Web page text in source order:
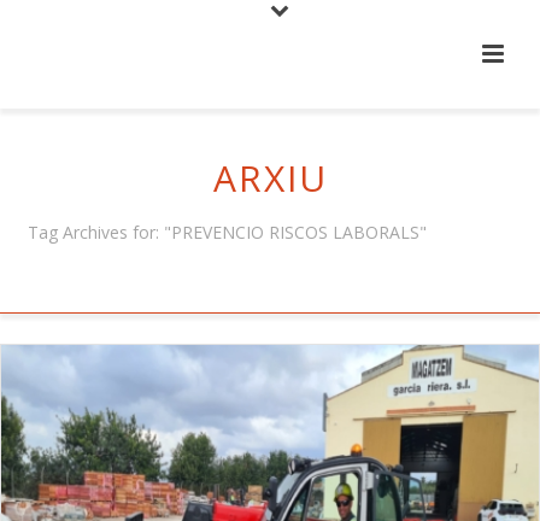
ARXIU
Tag Archives for: "PREVENCIO RISCOS LABORALS"